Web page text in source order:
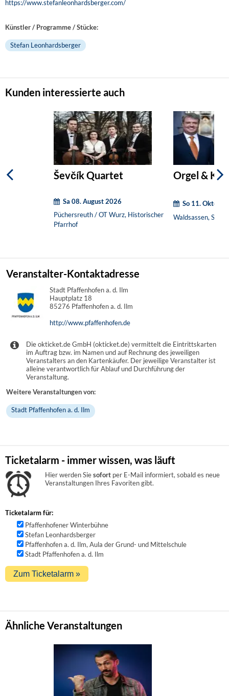
https://www.stefanleonhardsberger.com/
Künstler / Programme / Stücke:
Stefan Leonhardsberger
Kunden interessierte auch
Ševčík Quartet
Sa 08. August 2026
Püchersreuth / OT Wurz, Historischer
Pfarrhof
Orgel &
So 11.
Waldsassen,
Veranstalter-Kontaktadresse
Stadt Pfaffenhofen a. d. Ilm
Hauptplatz 18
85276 Pfaffenhofen a. d. Ilm
http://www.pfaffenhofen.de
Die okticket.de GmbH (okticket.de) vermittelt die Eintrittskarten
im Auftrag bzw. im Namen und auf Rechnung des jeweiligen
Veranstalters an den Kartenkäufer. Der jeweilige Veranstalter ist
alleine verantwortlich für Ablauf und Durchführung der
Veranstaltung.
Weitere Veranstaltungen von:
Stadt Pfaffenhofen a. d. Ilm
Ticketalarm - immer wissen, was läuft
Hier werden Siesofort per E-Mail informiert, sobald es neue
Veranstaltungen Ihres Favoriten gibt.
Ticketalarm für:
Pfaffenhofener Winterbühne
Stefan Leonhardsberger
Pfaffenhofen a. d. Ilm, Aula der Grund- und Mittelschule
Stadt Pfaffenhofen a. d. Ilm
Ähnliche Veranstaltungen